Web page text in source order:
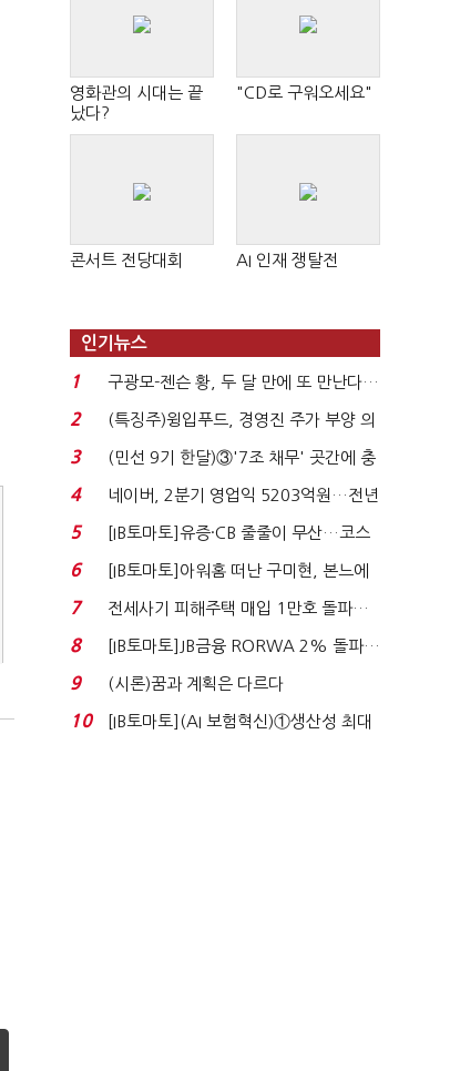
영화관의 시대는 끝
났다?
"CD로 구워오세요"
콘서트 전당대회 AI 인재 쟁탈전
인기뉴스
1
구광모-젠슨 황, 두 달 만에 또 만난다…
로봇·AI 등 논...
2
(특징주)윙입푸드, 경영진 주가 부양 의
지에 상한가...
3
(민선 9기 한달)③'7조 채무' 곳간에 충
격…추미애, 20년...
4
네이버, 2분기 영업익 5203억원…전년
비 0.2% 감소...
5
[IB토마토]유증·CB 줄줄이 무산…코스
닥 벌점 급증에 ...
6
[IB토마토]아워홈 떠난 구미현, 본느에
340억 베팅…가...
7
전세사기 피해주택 매입 1만호 돌파…
누적 피해자 4만2...
8
[IB토마토]JB금융 RORWA 2% 돌파…
실적 견인은 은행 ...
9 (시론)꿈과 계획은 다르다
10
[IB토마토](AI 보험혁신)①생산성 최대